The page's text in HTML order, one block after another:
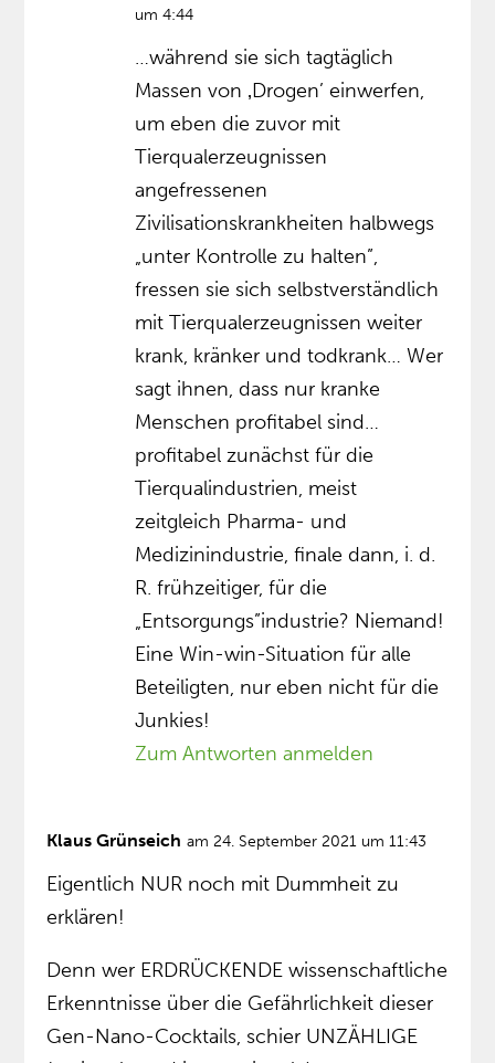
um 4:44
…während sie sich tagtäglich
Massen von ‚Drogen’ einwerfen,
um eben die zuvor mit
Tierqualerzeugnissen
angefressenen
Zivilisationskrankheiten halbwegs
„unter Kontrolle zu halten”,
fressen sie sich selbstverständlich
mit Tierqualerzeugnissen weiter
krank, kränker und todkrank… Wer
sagt ihnen, dass nur kranke
Menschen profitabel sind…
profitabel zunächst für die
Tierqualindustrien, meist
zeitgleich Pharma- und
Medizinindustrie, finale dann, i. d.
R. frühzeitiger, für die
„Entsorgungs”industrie? Niemand!
Eine Win-win-Situation für alle
Beteiligten, nur eben nicht für die
Junkies!
Zum Antworten anmelden
Klaus Grünseich am 24. September 2021 um 11:43
Eigentlich NUR noch mit Dummheit zu
erklären!
Denn wer ERDRÜCKENDE wissenschaftliche
Erkenntnisse über die Gefährlichkeit dieser
Gen-Nano-Cocktails, schier UNZÄHLIGE